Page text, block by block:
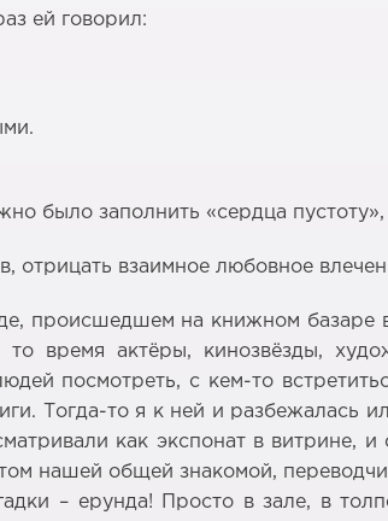
ей говорил:
было заполнить «сердца пустоту»,
отрицать взаимное любовное
происшедшем на книжном базаре
время актёры, кинозвёзды,
посмотреть, с кем-то
Тогда-то я к ней и разбежалась
как экспонат в витрине,
нашей общей знакомой,
– ерунда! Просто в зале, в